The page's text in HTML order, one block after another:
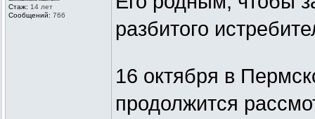
Стаж: 14 лет
Сообщений: 766
разбитого
16 октября в
продолжится